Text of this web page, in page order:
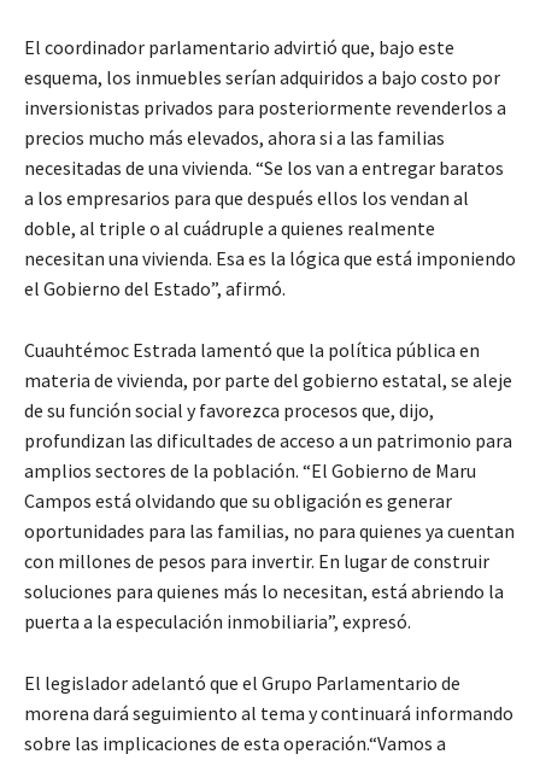
El coordinador parlamentario advirtió que, bajo este
esquema, los inmuebles serían adquiridos a bajo costo por
inversionistas privados para posteriormente revenderlos a
precios mucho más elevados, ahora si a las familias
necesitadas de una vivienda. “Se los van a entregar baratos
a los empresarios para que después ellos los vendan al
doble, al triple o al cuádruple a quienes realmente
necesitan una vivienda. Esa es la lógica que está imponiendo
el Gobierno del Estado”, afirmó.
Cuauhtémoc Estrada lamentó que la política pública en
materia de vivienda, por parte del gobierno estatal, se aleje
de su función social y favorezca procesos que, dijo,
profundizan las dificultades de acceso a un patrimonio para
amplios sectores de la población. “El Gobierno de Maru
Campos está olvidando que su obligación es generar
oportunidades para las familias, no para quienes ya cuentan
con millones de pesos para invertir. En lugar de construir
soluciones para quienes más lo necesitan, está abriendo la
puerta a la especulación inmobiliaria”, expresó.
El legislador adelantó que el Grupo Parlamentario de
morena dará seguimiento al tema y continuará informando
sobre las implicaciones de esta operación.“Vamos a